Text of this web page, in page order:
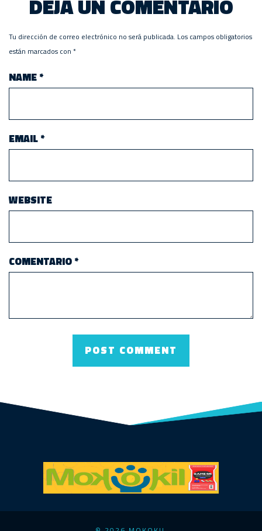
Tu dirección de correo electrónico no será publicada. Los campos obligatorios
están marcados con *
NAME*
EMAIL*
WEBSITE
COMENTARIO*